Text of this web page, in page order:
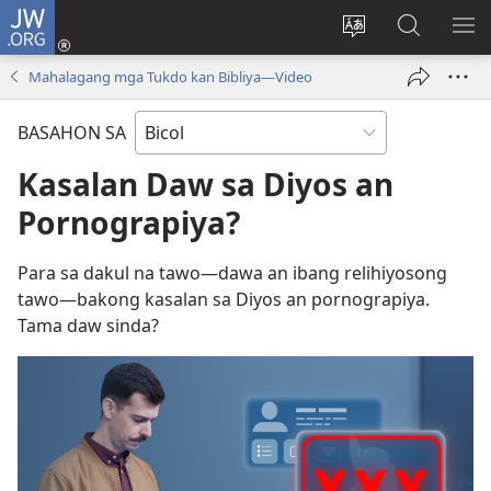
JW.ORG
Ribayan
lengguwahe
kan
Mag-
log
new
Hanapon
sa
JW.ORG
Mahalagang mga Tukdo kan Bibliya—Video
BASAHON SA
Kasalan Daw sa Diyos an
Pornograpiya?
Para sa dakul na tawo—dawa an ibang relihiyosong
tawo—bakong kasalan sa Diyos an pornograpiya.
Tama daw sinda?